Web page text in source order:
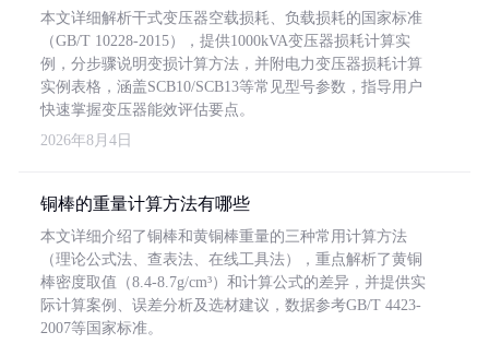
本文详细解析干式变压器空载损耗、负载损耗的国家标准
（GB/T 10228-2015），提供1000kVA变压器损耗计算实
例，分步骤说明变损计算方法，并附电力变压器损耗计算
实例表格，涵盖SCB10/SCB13等常见型号参数，指导用户
快速掌握变压器能效评估要点。
2026年8月4日
铜棒的重量计算方法有哪些
本文详细介绍了铜棒和黄铜棒重量的三种常用计算方法
（理论公式法、查表法、在线工具法），重点解析了黄铜
棒密度取值（8.4-8.7g/cm³）和计算公式的差异，并提供实
际计算案例、误差分析及选材建议，数据参考GB/T 4423-
2007等国家标准。